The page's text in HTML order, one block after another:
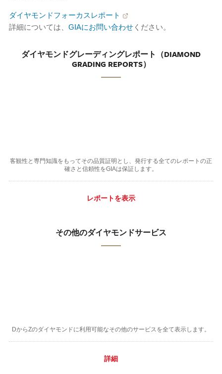
ダイヤモンドフォーカスレポート
詳細については、 GIAにお問い合わせ ください。
ダイヤモンドグレーディングレポート（DIAMOND
GRADING REPORTS）
客観性と専門知識をもってその品質証明とし、発行する全てのレポートの正
確さと信頼性をGIAは保証します。
レポートを表示
その他のダイヤモンドサービス
DからZのダイヤモンドに利用可能なその他のサービスを全て表示します。
詳細